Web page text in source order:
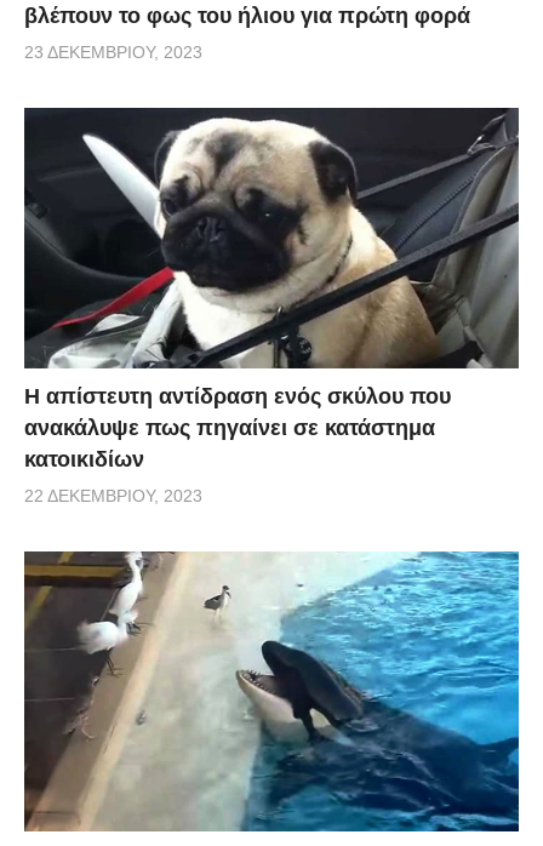
βλέπουν το φως του ήλιου για πρώτη φορά
23 ΔΕΚΕΜΒΡΊΟΥ, 2023
Η απίστευτη αντίδραση ενός σκύλου που
ανακάλυψε πως πηγαίνει σε κατάστημα
κατοικιδίων
22 ΔΕΚΕΜΒΡΊΟΥ, 2023